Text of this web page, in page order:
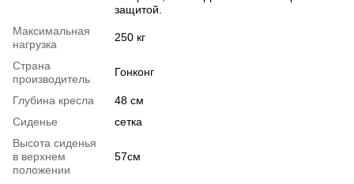
защитой.
Максимальная
нагрузка
250 кг
Страна
производитель
Гонконг
Глубина кресла
48 см
Сиденье
сетка
Высота сиденья
в верхнем
положении
57см